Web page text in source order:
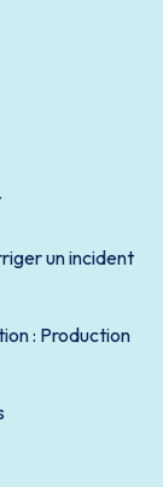
un incident
: Production